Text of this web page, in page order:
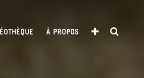
À PROPOS